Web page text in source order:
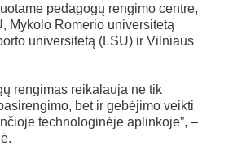
pedagogų rengimo centre,
Mykolo Romerio universitetą
universitetą (LSU) ir Vilniaus
rengimas reikalauja ne tik
bet ir gebėjimo veikti
technologinėje aplinkoje”, –